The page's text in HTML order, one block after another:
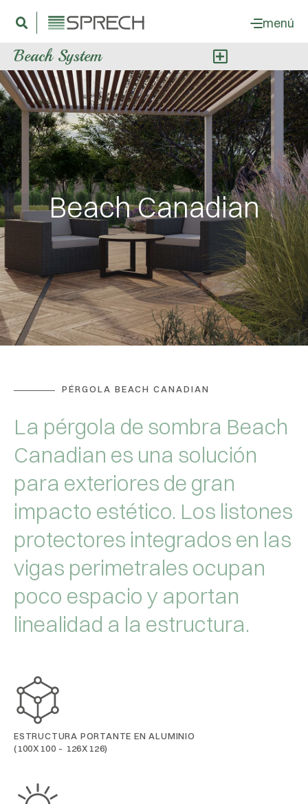
menú
Beach System
Beach Canadian
PÉRGOLA BEACH CANADIAN
La pérgola de sombra Beach
Canadian es una solución
para exteriores de gran
impacto estético. Los listones
protectores integrados en las
vigas perimetrales ocupan
poco espacio y aportan
linealidad a la estructura.
ESTRUCTURA PORTANTE EN ALUMINIO
(100X100 - 126X126)